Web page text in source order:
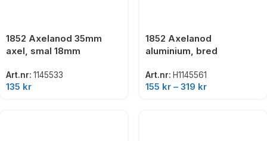
1852 Axelanod 35mm
axel, smal 18mm
Art.nr: 1145533
135 kr
1852 Axelanod
aluminium, bred
Art.nr: H1145561
155 kr – 319 kr